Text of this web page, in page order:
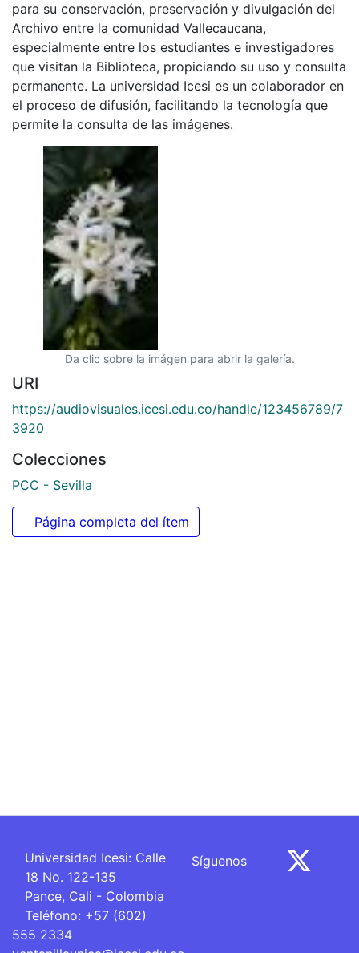
Departamental del Valle Jorge Garcés Borrero, por
convenio de cooperación suscrito con la Secretaría de
Cultura Departamental, con el fin de aunar esfuerzos
para su conservación, preservación y divulgación del
Archivo entre la comunidad Vallecaucana,
especialmente entre los estudiantes e investigadores
que visitan la Biblioteca, propiciando su uso y consulta
permanente. La universidad Icesi es un colaborador en
el proceso de difusión, facilitando la tecnología que
permite la consulta de las imágenes.
Da clic sobre la imágen para abrir la galería.
https://audiovisuales.icesi.edu.co/handle/123456789/7
3920
Colecciones
Universidad Icesi: Calle
18 No. 122-135
Pance, Cali - Colombia
Teléfono: +57 (602)
555 2334
Síguenos